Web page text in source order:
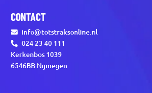
CONTACT
info@totstraksonline.nl
024 23 40 111
Kerkenbos 1039
6546BB Nijmegen